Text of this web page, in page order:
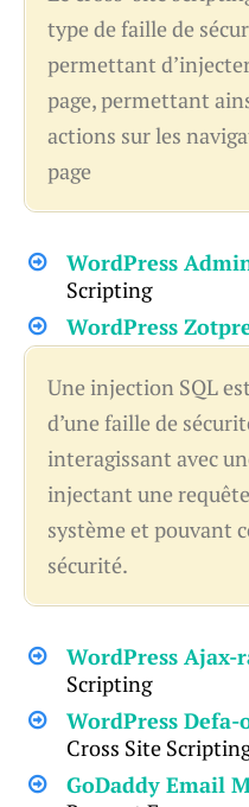
type de faille de
permettant
page, permettant
actions sur les
page
WordPress
Scripting
WordPress
Une injection SQL
d’une faille de
interagissant avec
injectant une
système et pouvant
sécurité.
WordPress Ajax-
Scripting
WordPress
Cross Site
GoDaddy Email